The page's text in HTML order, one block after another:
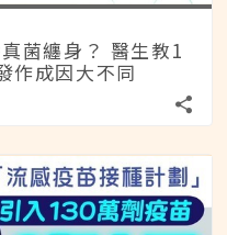
菌纏身？ 醫生教1
作成因大不同